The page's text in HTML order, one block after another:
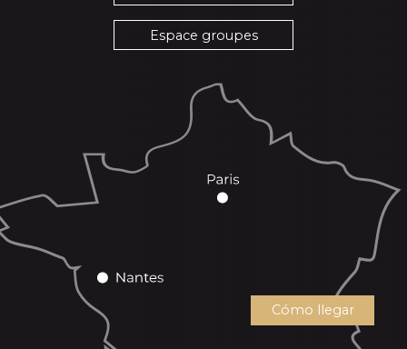
Espace groupes
Cómo llegar